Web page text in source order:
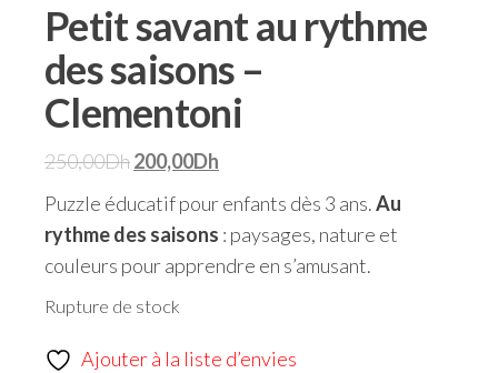
Petit savant au rythme
des saisons –
Clementoni
250,00Dh200,00Dh
Puzzle éducatif pour enfants dès 3 ans.Au
rythme des saisons : paysages, nature et
couleurs pour apprendre en s’amusant.
Rupture de stock
Ajouter à la liste d’envies